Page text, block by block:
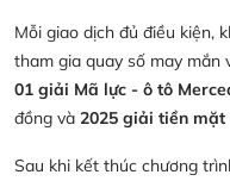
Mỗi giao dịch đủ điều kiện,
tham gia quay số may mắn
01 giải Mã lực - ô tô
đồng và 2025 giải tiền mặt
Sau khi kết thúc chương